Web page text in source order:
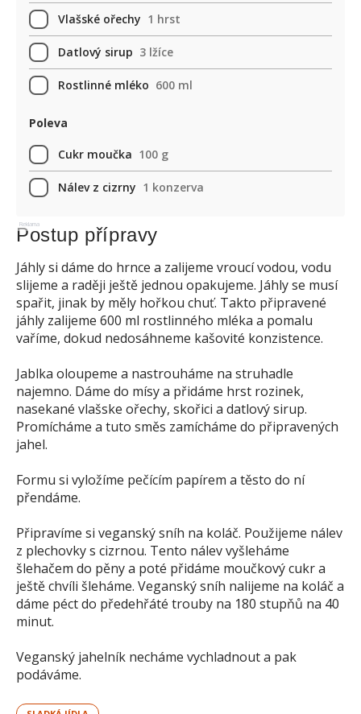
Vlašské ořechy 1 hrst
Datlový sirup 3 lžíce
Rostlinné mléko 600 ml
Poleva
Cukr moučka 100 g
Nálev z cizrny 1 konzerva
Reklama
Postup přípravy
Jáhly si dáme do hrnce a zalijeme vroucí vodou, vodu
slijeme a raději ještě jednou opakujeme. Jáhly se musí
spařit, jinak by měly hořkou chuť. Takto připravené
jáhly zalijeme 600 ml rostlinného mléka a pomalu
vaříme, dokud nedosáhneme kašovité konzistence.
Jablka oloupeme a nastrouháme na struhadle
najemno. Dáme do mísy a přidáme hrst rozinek,
nasekané vlašske ořechy, skořici a datlový sirup.
Promícháme a tuto směs zamícháme do připravených
jahel.
Formu si vyložíme pečícím papírem a těsto do ní
přendáme.
Připravíme si veganský sníh na koláč. Použijeme nálev
z plechovky s cizrnou. Tento nálev vyšleháme
šlehačem do pěny a poté přidáme moučkový cukr a
ještě chvíli šleháme. Veganský sníh nalijeme na koláč a
dáme péct do předehřáté trouby na 180 stupňů na 40
minut.
Veganský jahelník necháme vychladnout a pak
podáváme.